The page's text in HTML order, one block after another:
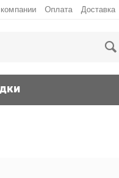
Оплата Доставка